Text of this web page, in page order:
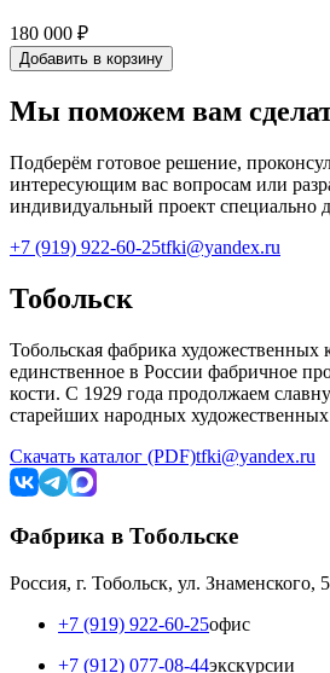
180 000 ₽
Добавить в корзину
Мы поможем вам
Подберём готовое решение,
интересующим вас вопросам или
индивидуальный проект специально
+7 (919) 922-60-25tfki@yandex.ru
Тобольск
Тобольская фабрика
единственное в России фабричное
кости. С 1929 года продолжаем
старейших народных
Скачать каталог (PDF)tfki@yandex.ru
Фабрика в Тобольске
Россия, г. Тобольск, ул. Знаменского,
+7 (919) 922-60-25офис
+7 (912) 077-08-44экскурсии